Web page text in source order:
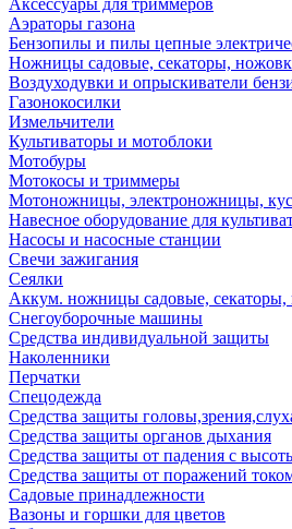
Аксессуары для триммеров
Аэраторы газона
Бензопилы и пилы цепные
Ножницы садовые, секаторы,
Воздуходувки и опрыскиватели
Газонокосилки
Измельчители
Культиваторы и мотоблоки
Мотобуры
Мотокосы и триммеры
Мотоножницы, электроножницы,
Навесное оборудование для
Насосы и насосные станции
Свечи зажигания
Сеялки
Аккум. ножницы садовые, секаторы,
Снегоуборочные машины
Средства индивидуальной защиты
Наколенники
Перчатки
Спецодежда
Средства защиты
Средства защиты органов дыхания
Средства защиты от падения с
Средства защиты от поражений
Садовые принадлежности
Вазоны и горшки для цветов